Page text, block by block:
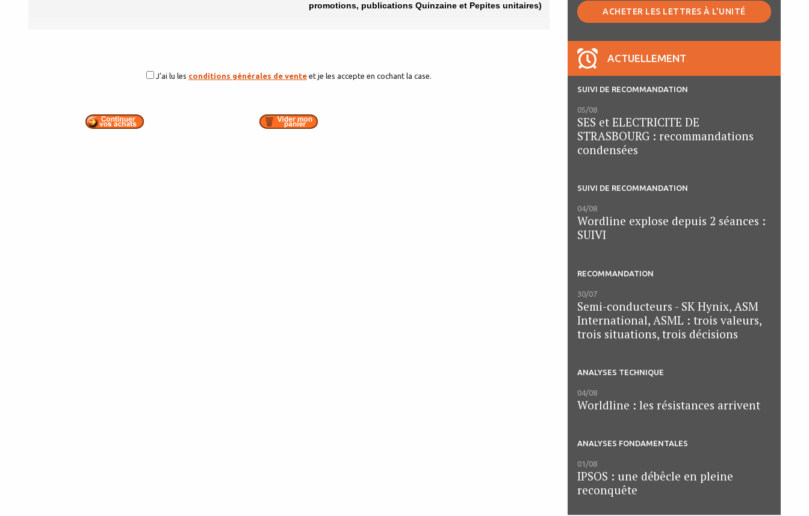
promotions, publications Quinzaine et Pepites unitaires)
J'ai lu les conditions générales de vente et je les accepte en cochant la case.
ACHETER LES LETTRES À L'UNITÉ
ACTUELLEMENT
SUIVI DE RECOMMANDATION
05/08
SES et ELECTRICITE DE
STRASBOURG : recommandations
condensées
SUIVI DE RECOMMANDATION
04/08
Wordline explose depuis 2 séances :
SUIVI
RECOMMANDATION
30/07
Semi-conducteurs - SK Hynix, ASM
International, ASML : trois valeurs,
trois situations, trois décisions
ANALYSES TECHNIQUE
04/08
Worldline : les résistances arrivent
ANALYSES FONDAMENTALES
01/08
IPSOS : une débêcle en pleine
reconquête